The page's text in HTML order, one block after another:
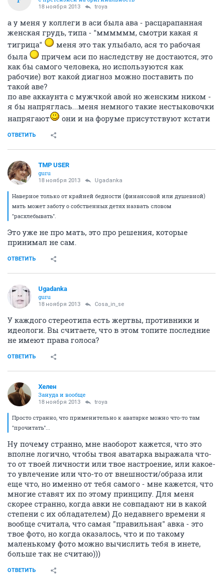
18 ноября 2013 troya
а у меня у коллеги в аси была ава - расцарапанная
женская грудь, типа - "мммммм, смотри какая я
тигрица"
меня это так улыбало, ася то рабочая
была
причем аси по наследству не достаются, это
как бы самого человека, но используются как
рабочие) вот какой диагноз можно поставить по
такой аве?
по аве аккаунта с мужчкой авой но женским ником -
я бы напряглась...меня немного такие нестыковочки
напрягают
они и на форуме присутствуют кстати
ОТВЕТИТЬ
TMP USER
guru
18 ноября 2013 Ugadanka
Наверное только от крайней бедности (финансовой или душевной)
мать может заботу о собственных детях назвать словом
"расхлебывать".
Это уже не про мать, это про решения, которые
принимал не сам.
ОТВЕТИТЬ
Ugadanka
guru
18 ноября 2013 Cosa_in_se
У каждого стереотипа есть жертвы, противники и
идеологи. Вы считаете, что в этом топите последние
не имеют права голоса?
ОТВЕТИТЬ
Хелен
Зануда и вообще
18 ноября 2013 troya
Просто странно, что применительно к аватарке можно что-то там
"прочитать"...
Ну почему странно, мне наоборот кажется, что это
вполне логично, чтобы твоя аватарка выражала что-
то от твоей личности или твое настроение, или какое-
то увлечение или что-то от внешности/образа или
еще что, но именно от тебя самого - мне кажется, что
многие ставят их по этому принципу. Для меня
скорее странно, когда авки не совпадают ни в какой
степени с их обладателем) До недавнего времени я
вообще считала, что самая "правильная" авка - это
твое фото, но когда оказалось, что и по такому
маленькому фото можно вычислить тебя в инете,
больше так не считаю)))
ОТВЕТИТЬ